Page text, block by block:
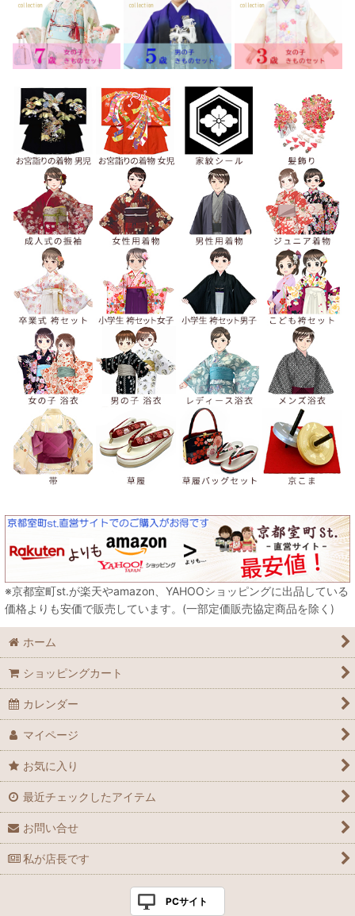
※京都室町st.が楽天やamazon、YAHOOショッピングに出品している
価格よりも安価で販売しています。(一部定価販売協定商品を除く)
ホーム
ショッピングカート
カレンダー
マイページ
お気に入り
最近チェックしたアイテム
お問い合せ
私が店長です
PCサイト